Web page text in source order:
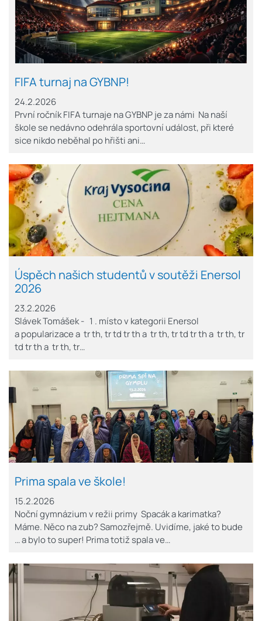
24.2.2026
FIFA turnaj na GYBNP!
První ročník FIFA turnaje na GYBNP je za námi Na naší
škole se nedávno odehrála sportovní událost, při které
sice nikdo neběhal po hřišti ani…
23.2.2026
Úspěch našich studentů v soutěži Enersol
2026
Slávek Tomášek - 1 . místo v kategorii Enersol
a popularizace a tr th, tr td tr th a tr th, tr td tr th a tr th, tr
td tr th a tr th, tr…
15.2.2026
Prima spala ve škole!
Noční gymnázium v režii primy Spacák a karimatka?
Máme. Něco na zub? Samozřejmě. Uvidíme, jaké to bude
… a bylo to super! Prima totiž spala ve…